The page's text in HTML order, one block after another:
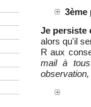
3ème
Je persiste
alors qu'il
R aux
mail à